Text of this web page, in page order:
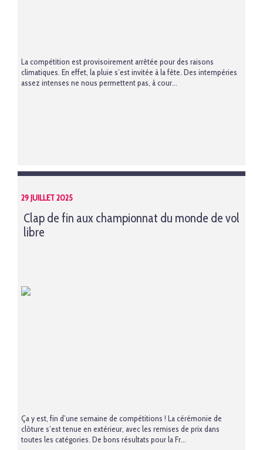
La compétition est provisoirement arrêtée pour des raisons
climatiques. En effet, la pluie s’est invitée à la fête. Des intempéries
assez intenses ne nous permettent pas, à cour...
29 JUILLET 2025
Clap de fin aux championnat du monde de vol
libre
Ça y est, fin d’une semaine de compétitions ! La cérémonie de
clôture s’est tenue en extérieur, avec les remises de prix dans
toutes les catégories. De bons résultats pour la Fr...